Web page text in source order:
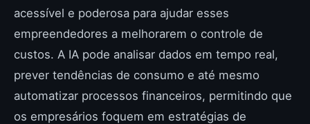
acessível e poderosa para ajudar esses
empreendedores a melhorarem o controle de
custos. A IA pode analisar dados em tempo real,
prever tendências de consumo e até mesmo
automatizar processos financeiros, permitindo que
os empresários foquem em estratégias de